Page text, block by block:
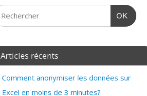
OK
Articles récents
Comment anonymiser les données sur
Excel en moins de 3 minutes?